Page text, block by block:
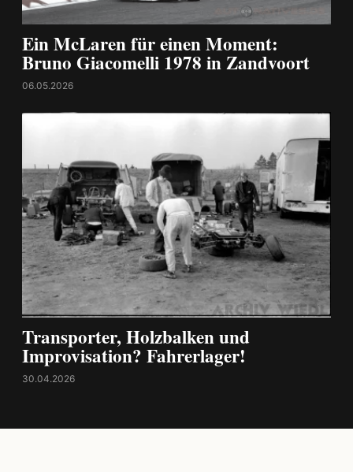
Ein McLaren für einen Moment:
Bruno Giacomelli 1978 in Zandvoort
06.05.2026
Transporter, Holzbalken und
Improvisation? Fahrerlager!
30.04.2026